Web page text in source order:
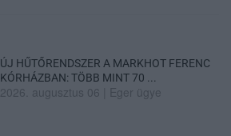
ÚJ HŰTŐRENDSZER A MARKHOT FERENC
KÓRHÁZBAN: TÖBB MINT 70 ...
2026. augusztus 06 Eger ügye